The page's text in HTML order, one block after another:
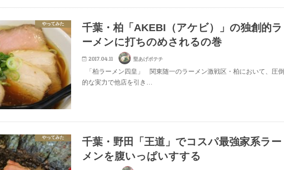
やってみた
千葉・柏「AKEBI（アケビ）」の独創的ラ
ーメンに打ちのめされるの巻
2017.04.11 堅あげポテチ
「柏ラーメン四皇」 関東随一のラーメン激戦区・柏において、圧倒
的な実力で他店を引き…
やってみた
千葉・野田「王道」でコスパ最強家系ラー
メンを腹いっぱいすする